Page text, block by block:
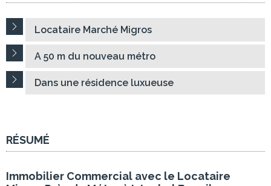
Locataire Marché Migros
A 50 m du nouveau métro
Dans une résidence luxueuse
RÉSUMÉ
Immobilier Commercial avec le Locataire